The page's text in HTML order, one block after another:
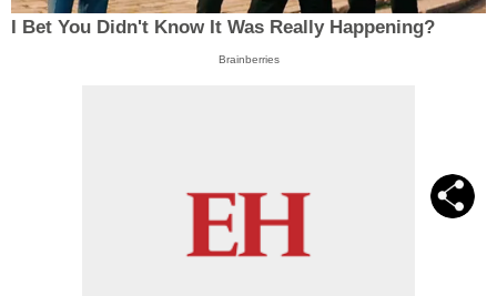
I Bet You Didn't Know It Was Really Happening?
Brainberries